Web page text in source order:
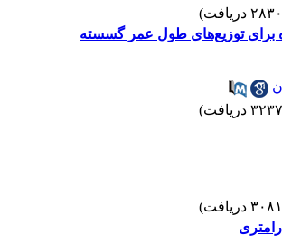
برای توزیع‌های طول عمر گسسته